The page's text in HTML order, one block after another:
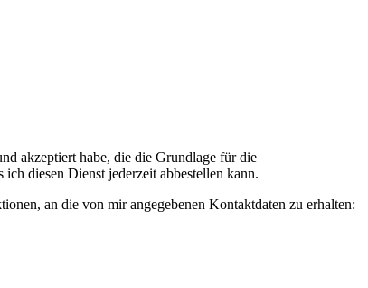
akzeptiert habe, die die Grundlage für die
diesen Dienst jederzeit abbestellen kann.
an die von mir angegebenen Kontaktdaten zu erhalten: